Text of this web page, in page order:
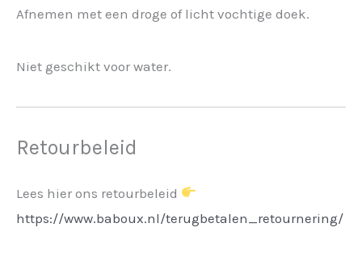
Afnemen met een droge of licht vochtige doek.
Niet geschikt voor water.
Retourbeleid
Lees hier ons retourbeleid
https://www.baboux.nl/terugbetalen_retournering/